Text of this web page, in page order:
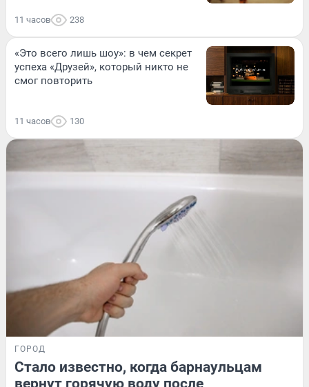
11 часов 238
«Это всего лишь шоу»: в чем секрет
успеха «Друзей», который никто не
смог повторить
11 часов 130
ГОРОД
Стало известно, когда барнаульцам